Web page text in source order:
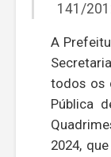
141/
A
todos os
Pública
2024,